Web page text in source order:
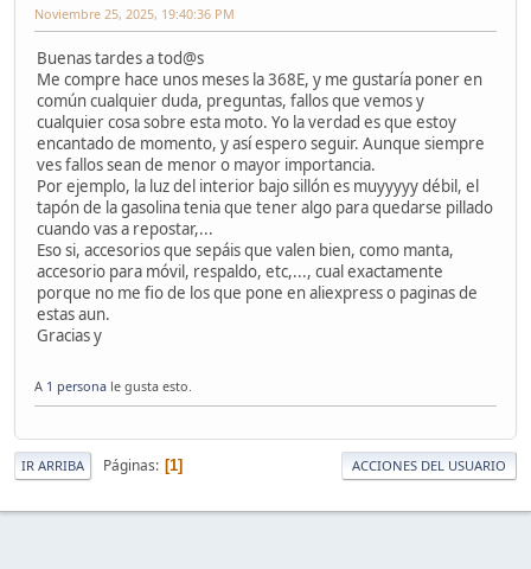
Noviembre 25, 2025, 19:40:36 PM
Buenas tardes a tod@s
Me compre hace unos meses la 368E, y me gustaría poner en
común cualquier duda, preguntas, fallos que vemos y
cualquier cosa sobre esta moto. Yo la verdad es que estoy
encantado de momento, y así espero seguir. Aunque siempre
ves fallos sean de menor o mayor importancia.
Por ejemplo, la luz del interior bajo sillón es muyyyyy débil, el
tapón de la gasolina tenia que tener algo para quedarse pillado
cuando vas a repostar,...
Eso si, accesorios que sepáis que valen bien, como manta,
accesorio para móvil, respaldo, etc,..., cual exactamente
porque no me fio de los que pone en aliexpress o paginas de
estas aun.
Gracias y
A 1 persona le gusta esto.
IR ARRIBA Páginas 1 ACCIONES DEL USUARIO